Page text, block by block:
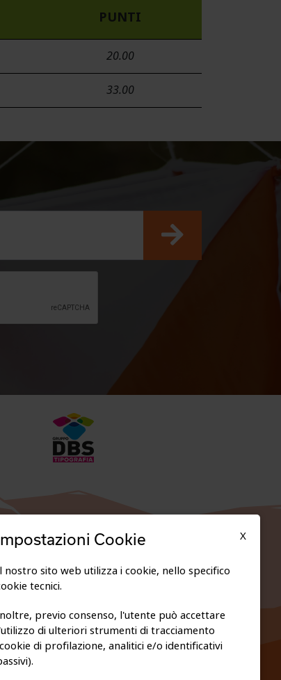
PUNTI
20.00
33.00
TRASPARENTE
PRIVACY E COOKIE POLICY
X
Cookie
nostro sito web utilizza i cookie, nello specifico
tecnici.
previo consenso, l'utente può accettare
di ulteriori strumenti di tracciamento
di profilazione, analitici e/o identificativi